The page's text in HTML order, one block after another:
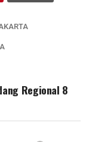
Regional 8